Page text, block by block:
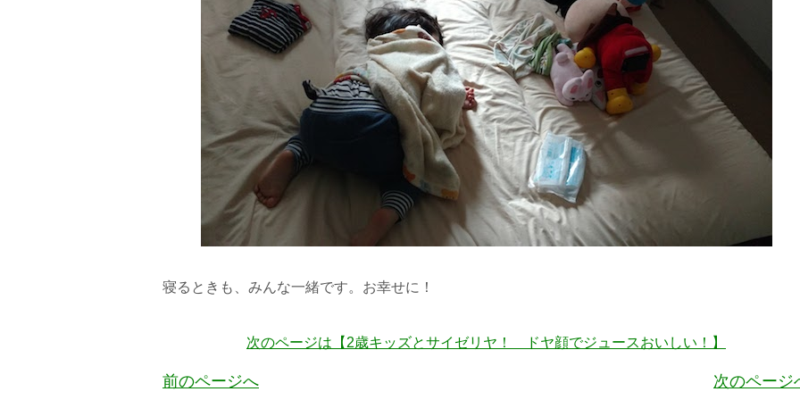
寝るときも、みんな一緒です。お幸せに！
次のページは【2歳キッズとサイゼリヤ！ ドヤ顔でジュースおいしい！】
前のページへ 次のページ